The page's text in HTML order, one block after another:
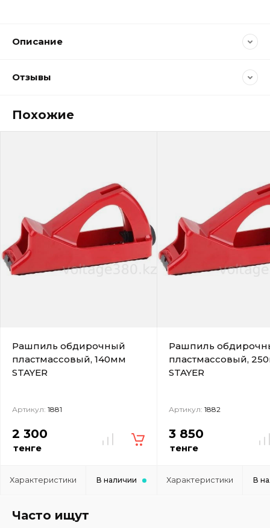
Описание
Отзывы
Похожие
Рашпиль обдирочный
пластмассовый, 140мм
STAYER
Артикул: 1881
2 300
тенге
Характеристики В наличии
Рашпиль
пластмассовый,
STAYER
Артикул: 1882
3 850
тенге
Характеристики В
Часто ищут